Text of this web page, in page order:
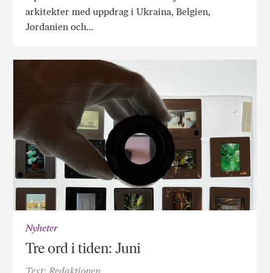
arkitekter med uppdrag i Ukraina, Belgien,
Jordanien och…
Nyheter
Tre ord i tiden: Juni